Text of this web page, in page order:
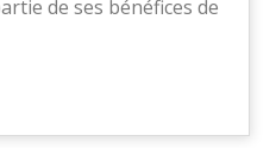
de ses bénéfices de